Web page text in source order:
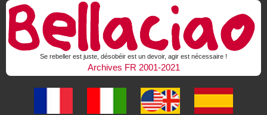
Se rebeller est juste, désobéir est un devoir, agir est nécessaire !
Archives FR 2001-2021